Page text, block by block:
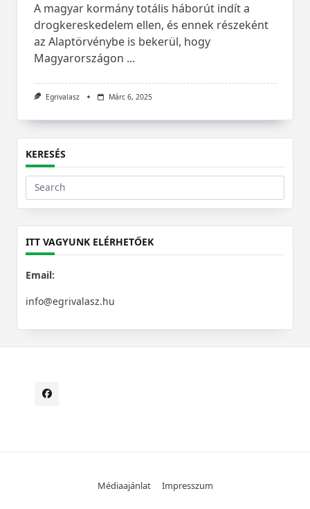
A magyar kormány totális háborút indít a
drogkereskedelem ellen, és ennek részeként
az Alaptörvénybe is bekerül, hogy
Magyarországon ...
Egrivalasz Márc 6, 2025
KERESÉS
Search
for:
ITT VAGYUNK ELÉRHETŐEK
Email:
info@egrivalasz.hu
Médiaajánlat Impresszum